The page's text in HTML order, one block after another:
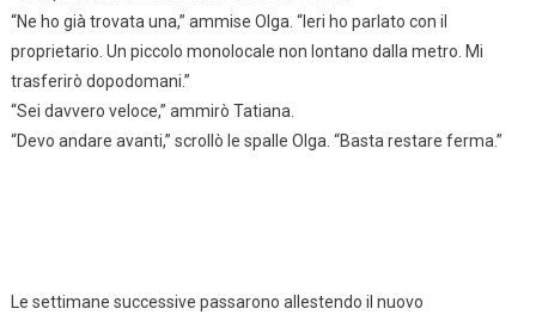
“Ne ho già trovata una,” ammise Olga. “Ieri ho parlato con il
proprietario. Un piccolo monolocale non lontano dalla metro. Mi
trasferirò dopodomani.”
“Sei davvero veloce,” ammirò Tatiana.
“Devo andare avanti,” scrollò le spalle Olga. “Basta restare ferma.”
Le settimane successive passarono allestendo il nuovo